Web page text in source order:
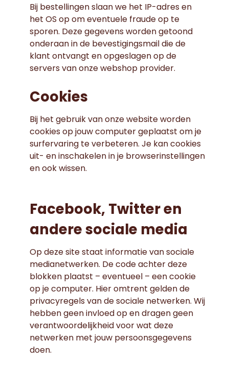
Bij bestellingen slaan we het IP-adres en
het OS op om eventuele fraude op te
sporen. Deze gegevens worden getoond
onderaan in de bevestigingsmail die de
klant ontvangt en opgeslagen op de
servers van onze webshop provider.
Cookies
Bij het gebruik van onze website worden
cookies op jouw computer geplaatst om je
surfervaring te verbeteren. Je kan cookies
uit- en inschakelen in je browserinstellingen
en ook wissen.
Facebook, Twitter en
andere sociale media
Op deze site staat informatie van sociale
medianetwerken. De code achter deze
blokken plaatst – eventueel – een cookie
op je computer. Hier omtrent gelden de
privacyregels van de sociale netwerken. Wij
hebben geen invloed op en dragen geen
verantwoordelijkheid voor wat deze
netwerken met jouw persoonsgegevens
doen.